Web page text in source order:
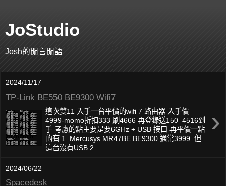
JoStudio
Josh的閒言閒語
2024/11/17
TP-Link BE550 BE9300 Wifi7
›
這次雙11 入手一台平價的wifi 7 路由器 入手價
4999-momo折扣333 刷4666 再登錄送150 4516到
手 考慮的點主要是要6GHz + USB 接口 再平價一點
的有 1. Mercusys MR47BE BE9300 通常3999 但
這台沒有USB 2....
2024/06/22
Spacedesk